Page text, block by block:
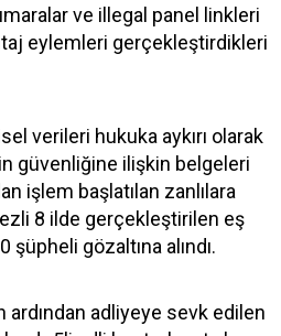
ve illegal panel linkleri
eylemleri gerçekleştirdikleri
verileri hukuka aykırı olarak
güvenliğine ilişkin belgeleri
işlem başlatılan zanlılara
8 ilde gerçekleştirilen eş
gözaltına alındı.
adliyeye sevk edilen